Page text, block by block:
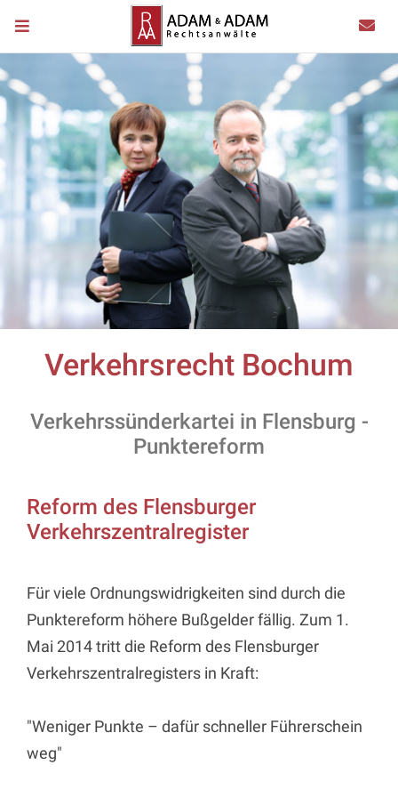
Verkehrsrecht Bochum
Verkehrssünderkartei in Flensburg -
Punktereform
Reform des Flensburger
Verkehrszentralregister
Für viele Ordnungswidrigkeiten sind durch die
Punktereform höhere Bußgelder fällig. Zum 1.
Mai 2014 tritt die Reform des Flensburger
Verkehrszentralregisters in Kraft:
"Weniger Punkte – dafür schneller Führerschein
weg"